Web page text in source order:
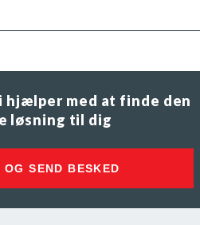
hjælper med at finde den
løsning til dig
OG SEND BESKED